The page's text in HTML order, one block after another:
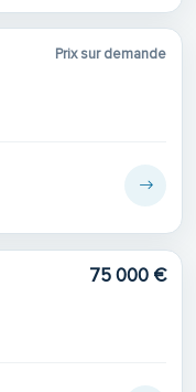
Prix sur demande
75 000 €